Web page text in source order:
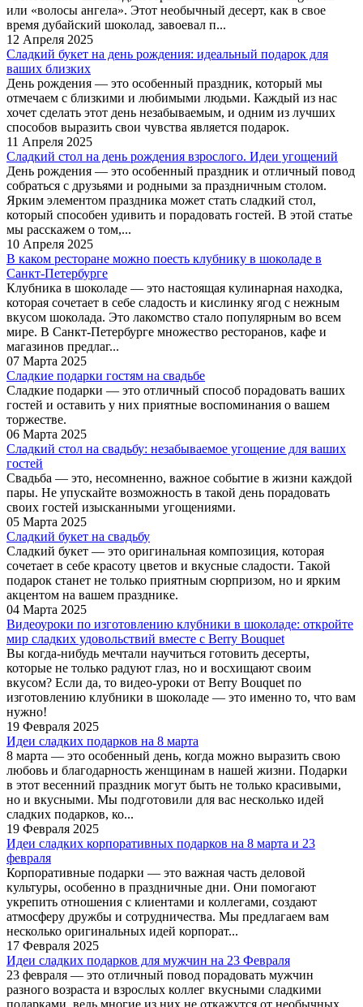
или «волосы ангела». Этот необычный десерт, как в свое
время дубайский шоколад, завоевал п...
12 Апреля 2025
Сладкий букет на день рождения: идеальный подарок для
ваших близких
День рождения — это особенный праздник, который мы
отмечаем с близкими и любимыми людьми. Каждый из нас
хочет сделать этот день незабываемым, и одним из лучших
способов выразить свои чувства является подарок.
11 Апреля 2025
Сладкий стол на день рождения взрослого. Идеи угощений
День рождения — это особенный праздник и отличный повод
собраться с друзьями и родными за праздничным столом.
Ярким элементом праздника может стать сладкий стол,
который способен удивить и порадовать гостей. В этой статье
мы расскажем о том,...
10 Апреля 2025
В каком ресторане можно поесть клубнику в шоколаде в
Санкт-Петербурге
Клубника в шоколаде — это настоящая кулинарная находка,
которая сочетает в себе сладость и кислинку ягод с нежным
вкусом шоколада. Это лакомство стало популярным во всем
мире. В Санкт-Петербурге множество ресторанов, кафе и
магазинов предлаг...
07 Марта 2025
Сладкие подарки гостям на свадьбе
Сладкие подарки — это отличный способ порадовать ваших
гостей и оставить у них приятные воспоминания о вашем
торжестве.
06 Марта 2025
Сладкий стол на свадьбу: незабываемое угощение для ваших
гостей
Свадьба — это, несомненно, важное событие в жизни каждой
пары. Не упускайте возможность в такой день порадовать
своих гостей изысканными угощениями.
05 Марта 2025
Сладкий букет на свадьбу
Сладкий букет — это оригинальная композиция, которая
сочетает в себе красоту цветов и вкусные сладости. Такой
подарок станет не только приятным сюрпризом, но и ярким
акцентом на вашем празднике.
04 Марта 2025
Видеоуроки по изготовлению клубники в шоколаде: откройте
мир сладких удовольствий вместе с Berry Bouquet
Вы когда-нибудь мечтали научиться готовить десерты,
которые не только радуют глаз, но и восхищают своим
вкусом? Если да, то видео-уроки от Berry Bouquet по
изготовлению клубники в шоколаде — это именно то, что вам
нужно!
19 Февраля 2025
Идеи сладких подарков на 8 марта
8 марта — это особенный день, когда можно выразить свою
любовь и благодарность женщинам в нашей жизни. Подарки
в этот весенний праздник могут быть не только красивыми,
но и вкусными. Мы подготовили для вас несколько идей
сладких подарков, ко...
19 Февраля 2025
Идеи сладких корпоративных подарков на 8 марта и 23
февраля
Корпоративные подарки — это важная часть деловой
культуры, особенно в праздничные дни. Они помогают
укрепить отношения с клиентами и коллегами, создают
атмосферу дружбы и сотрудничества. Мы предлагаем вам
несколько оригинальных идей корпорат...
17 Февраля 2025
Идеи сладких подарков для мужчин на 23 Февраля
23 февраля — это отличный повод порадовать мужчин
разного возраста и взрослых коллег вкусными сладкими
подарками, ведь многие из них не откажутся от необычных